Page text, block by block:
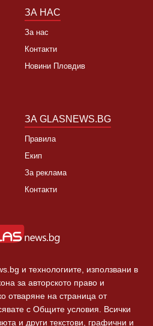
ЗА НАС
За нас
Контакти
Новини Пловдив
ЗА GLASNEWS.BG
Правила
Екип
За реклама
Контакти
и технологиите, използвани в
за авторското право и
отваряне на страница от
с Общите условия. Всички
и други текстови, графични и